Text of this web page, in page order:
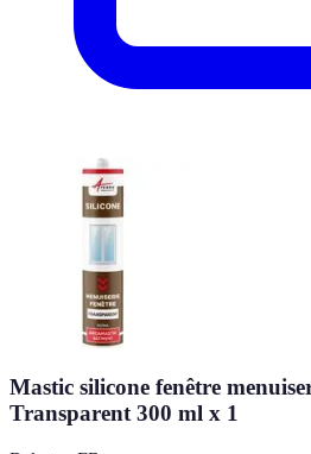
Mastic silicone fenêtre
Transparent 300 ml x 1